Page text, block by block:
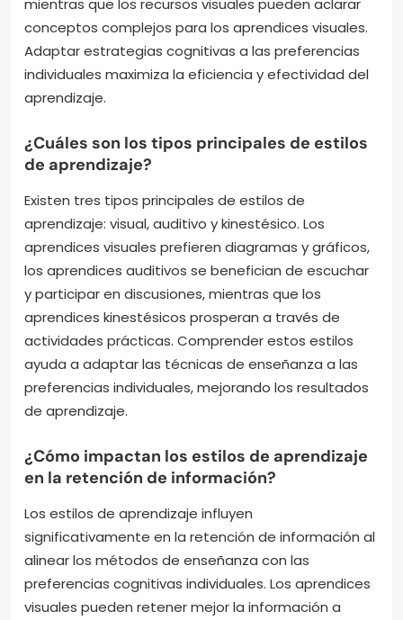
mientras que los recursos visuales pueden aclarar
conceptos complejos para los aprendices visuales.
Adaptar estrategias cognitivas a las preferencias
individuales maximiza la eficiencia y efectividad del
aprendizaje.
¿Cuáles son los tipos principales de estilos
de aprendizaje?
Existen tres tipos principales de estilos de
aprendizaje: visual, auditivo y kinestésico. Los
aprendices visuales prefieren diagramas y gráficos,
los aprendices auditivos se benefician de escuchar
y participar en discusiones, mientras que los
aprendices kinestésicos prosperan a través de
actividades prácticas. Comprender estos estilos
ayuda a adaptar las técnicas de enseñanza a las
preferencias individuales, mejorando los resultados
de aprendizaje.
¿Cómo impactan los estilos de aprendizaje
en la retención de información?
Los estilos de aprendizaje influyen
significativamente en la retención de información al
alinear los métodos de enseñanza con las
preferencias cognitivas individuales. Los aprendices
visuales pueden retener mejor la información a